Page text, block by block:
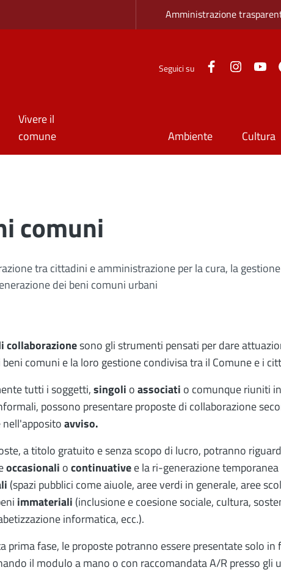
Zona
Amministrazione
Seguici su Facebook
Vivere il
comune
Ambiente Cultura
comuni
tra cittadini e amministrazione per la cura, la
dei beni comuni urbani
collaborazionesono gli strumenti pensati per dare
beni comuni e la loro gestione condivisa tra il Comune e i
tutti i soggetti,singoli oassociati o comunque riuniti
possono presentare proposte di collaborazione
nell'appositoavviso.
a titolo gratuito e senza scopo di lucro, potranno
occasionali ocontinuativee la ri-generazione
(spazi pubblici come aiuole, aree verdi in generale, aree
immateriali (inclusione e coesione sociale, cultura,
informatica, ecc.).
prima fase, le proposte potranno essere presentate solo in
il modulo a mano o con raccomandata A/R presso gli